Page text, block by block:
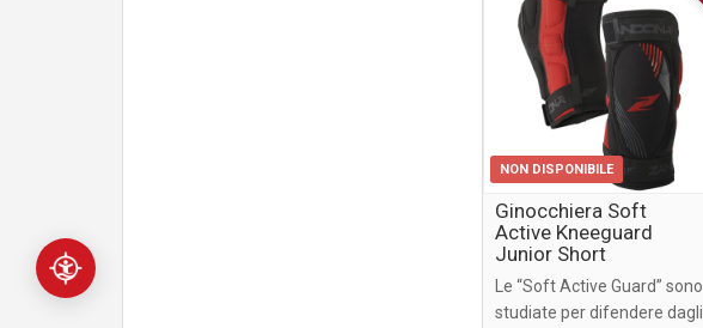
NON DISPONIBILE
Ginocchiera Soft
Active Kneeguard
Junior Short
Le “Soft Active Guard” sono
studiate per difendere dagli